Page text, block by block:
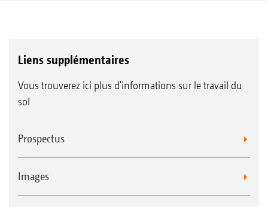
Liens supplémentaires
Vous trouverez ici plus d'informations sur le travail du
sol
Prospectus
Images